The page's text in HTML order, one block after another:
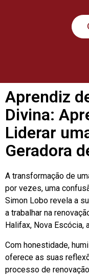
Aprendiz
Divina:
Liderar
Geradora
A transformação de
por vezes, uma
Simon Lobo revela a
a trabalhar na
Halifax, Nova Escócia,
Com honestidade,
oferece as suas
processo de